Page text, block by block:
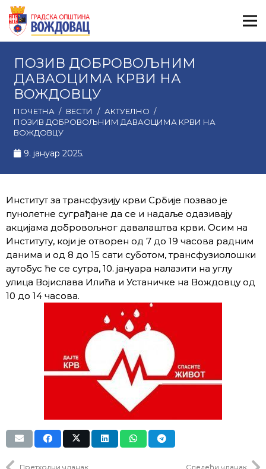
ПОЗИВ ДОБРОВОЉНИМ
ДАВАОЦИМА КРВИ НА
ВОЖДОВЦУ
ПОЧЕТНА / ВЕСТИ / АКТУЕЛНО /
ПОЗИВ ДОБРОВОЉНИМ ДАВАОЦИМА КРВИ НА
ВОЖДОВЦУ
9. јануар 2025.
Институт за трансфузију крви Србије позвао је
пунолетне суграђане да се и надаље одазивају
акцијама добровољног давалаштва крви. Осим на
Институту, који је отворен од 7 до 19 часова радним
данима и од 8 до 15 сати суботом, трансфузиолошки
аутобус ће се сутра, 10. јануара налазити на углу
улица Војислава Илића и Устаничке на Вождовцу од
10 до 14 часова.
Претходни чланак Следећи чланак